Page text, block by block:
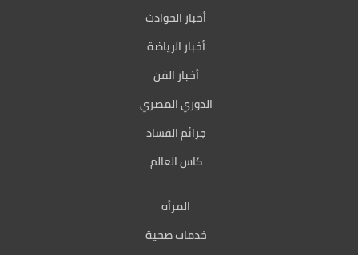
أخبار الحوادث
أخبار الرياضة
أخبار الفن
الدوري المصري
جرائم الفساد
كاس العالم
المرأه
خدمات صحية